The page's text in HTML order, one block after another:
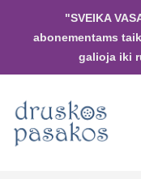
"SVEIKA
abonementams
galioja iki